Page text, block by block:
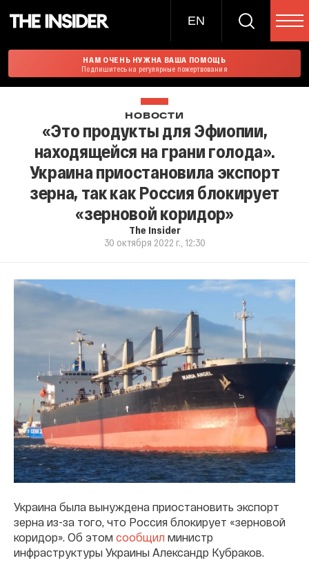
EN
НАМ ОЧЕНЬ НУЖНА ВАША ПОМОЩЬ
Подпишитесь на регулярные пожертвования
НОВОСТИ
«Это продукты для Эфиопии,
находящейся на грани голода».
Украина приостановила экспорт
зерна, так как Россия блокирует
«зерновой коридор»
The Insider
30 октября 2022 г., 12:30
Украина была вынуждена приостановить экспорт
зерна из-за того, что Россия блокирует «зерновой
коридор». Об этом сообщил министр
инфраструктуры Украины Александр Кубраков.